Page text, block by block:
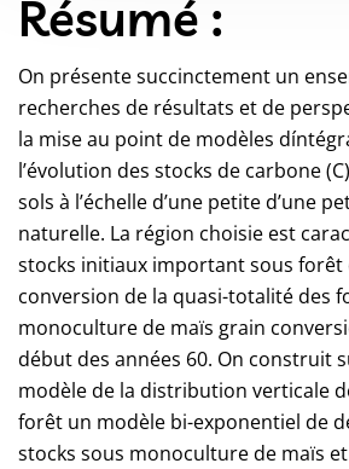
Résumé :
On présente succinctement un
recherches de résultats et de
la mise au point de modèles
l’évolution des stocks de carbone
sols à l’échelle d’une petite d’une
naturelle. La région choisie est
stocks initiaux important sous forêt
conversion de la quasi-totalité des
monoculture de maïs grain
début des années 60. On construit
modèle de la distribution verticale
forêt un modèle bi-exponentiel de
stocks sous monoculture de maïs